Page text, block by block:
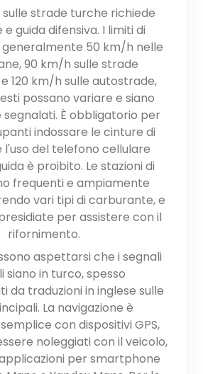
sulle strade turche richiede
guida difensiva. I limiti di
50 km/h nelle
90 km/h sulle strade
120 km/h sulle autostrade,
possano variare e siano
È obbligatorio per
indossare le cinture di
l'uso del telefono cellulare
è proibito. Le stazioni di
frequenti e ampiamente
vari tipi di carburante, e
per assistere con il
rifornimento.
aspettarsi che i segnali
siano in turco, spesso
da traduzioni in inglese sulle
La navigazione è
con dispositivi GPS,
noleggiati con il veicolo,
per smartphone